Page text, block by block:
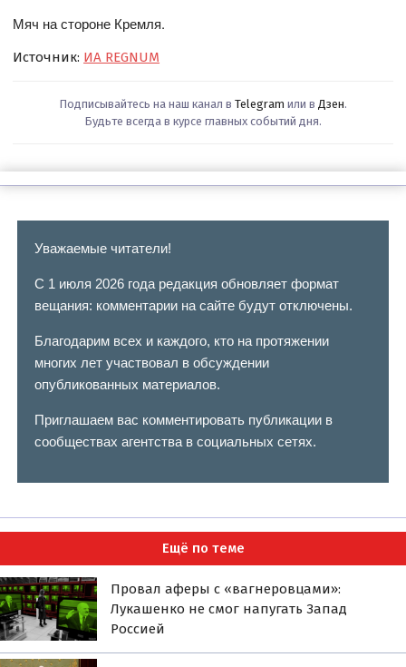
Мяч на стороне Кремля.
Источник: ИА REGNUM
Подписывайтесь на наш канал в Telegram или в Дзен.
Будьте всегда в курсе главных событий дня.
Уважаемые читатели!
С 1 июля 2026 года редакция обновляет формат
вещания: комментарии на сайте будут отключены.
Благодарим всех и каждого, кто на протяжении
многих лет участвовал в обсуждении
опубликованных материалов.
Приглашаем вас комментировать публикации в
сообществах агентства в социальных сетях.
Ещё по теме
Провал аферы с «вагнеровцами»:
Лукашенко не смог напугать Запад
Россией